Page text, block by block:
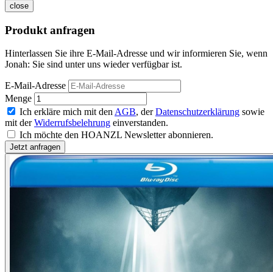
close
Produkt anfragen
Hinterlassen Sie ihre E-Mail-Adresse und wir informieren Sie, wenn
Jonah: Sie sind unter uns wieder verfügbar ist.
E-Mail-Adresse
Menge
Ich erkläre mich mit den AGB, derDatenschutzerklärung sowie
mit derWiderrufsbelehrung einverstanden.
Ich möchte den HOANZL Newsletter abonnieren.